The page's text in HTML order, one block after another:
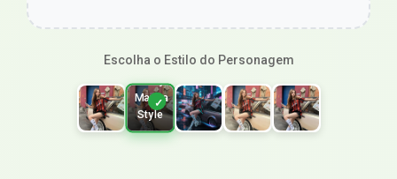
Escolha o Estilo do Personagem
Shoujo
Manga
Style